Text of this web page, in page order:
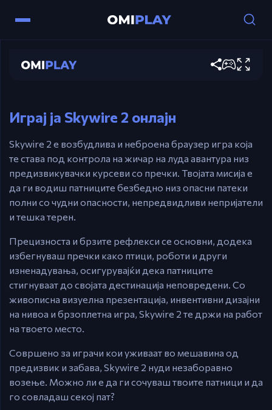
Skywire 2
Стрелки – Контролирај ја брзината на
Играј ја Skywire 2 онлајн
Skywire 2 е возбудлива и неброена браузер игра која
те става под контрола на жичар на луда авантура низ
предизвикувачки курсеви со пречки. Твојата мисија е
да ги водиш патниците безбедно низ опасни патеки
полни со чудни опасности, непредвидливи непријатели
и тешка терен.
Прецизноста и брзите рефлекси се основни, додека
избегнуваш пречки како птици, роботи и други
изненадувања, осигурувајќи дека патниците
стигнуваат до својата дестинација неповредени. Со
живописна визуелна презентација, инвентивни дизајни
на нивоа и брзоплетна игра, Skywire 2 те држи на работ
на твоето место.
Совршено за играчи кои уживаат во мешавина од
предизвик и забава, Skywire 2 нуди незаборавно
возење. Можно ли е да ги сочуваш твоите патници и да
го совладаш секој пат?